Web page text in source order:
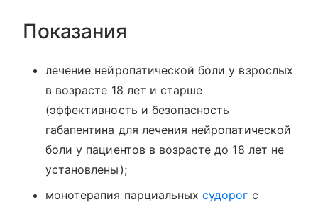
Показания
лечение нейропатической боли у взрослых
в возрасте 18 лет и старше
(эффективность и безопасность
габапентина для лечения нейропатической
боли у пациентов в возрасте до 18 лет не
установлены);
монотерапия парциальныхсудорог с